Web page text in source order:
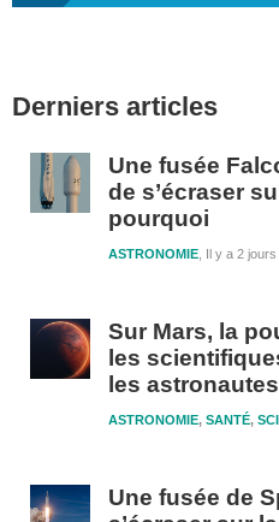
latérale
Derniers articles
Une fusée
de s’écraser
pourquoi
Il y a 2
ASTRONOMIE
Sur Mars, la
les
les astronautes
ASTRONOMIE, SANTÉ,
Une fusée de